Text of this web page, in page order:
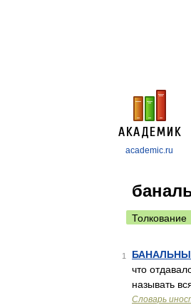
academic.ru
Толкование
1
что
называть
Словарь